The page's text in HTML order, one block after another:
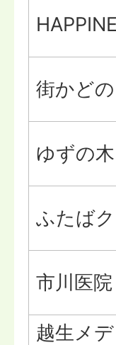
街かど
ゆずの
ふたば
市川医院
越生メ